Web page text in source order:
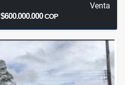
Venta
$600.000.000COP